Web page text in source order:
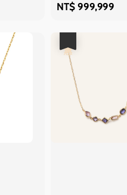
Regular
NT$ 999,999